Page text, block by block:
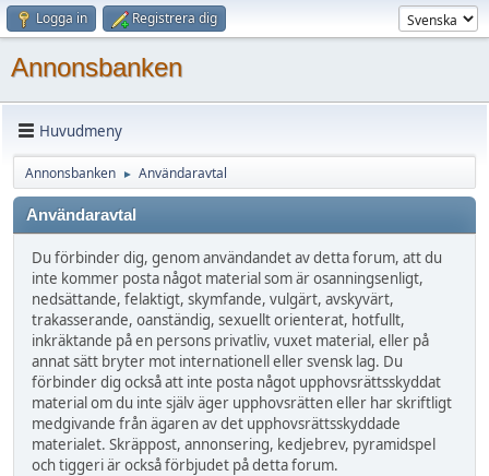
Logga in Registrera dig
Annonsbanken
Huvudmeny
Annonsbanken ► Användaravtal
Användaravtal
Du förbinder dig, genom användandet av detta forum, att du
inte kommer posta något material som är osanningsenligt,
nedsättande, felaktigt, skymfande, vulgärt, avskyvärt,
trakasserande, oanständig, sexuellt orienterat, hotfullt,
inkräktande på en persons privatliv, vuxet material, eller på
annat sätt bryter mot internationell eller svensk lag. Du
förbinder dig också att inte posta något upphovsrättsskyddat
material om du inte själv äger upphovsrätten eller har skriftligt
medgivande från ägaren av det upphovsrättsskyddade
materialet. Skräppost, annonsering, kedjebrev, pyramidspel
och tiggeri är också förbjudet på detta forum.